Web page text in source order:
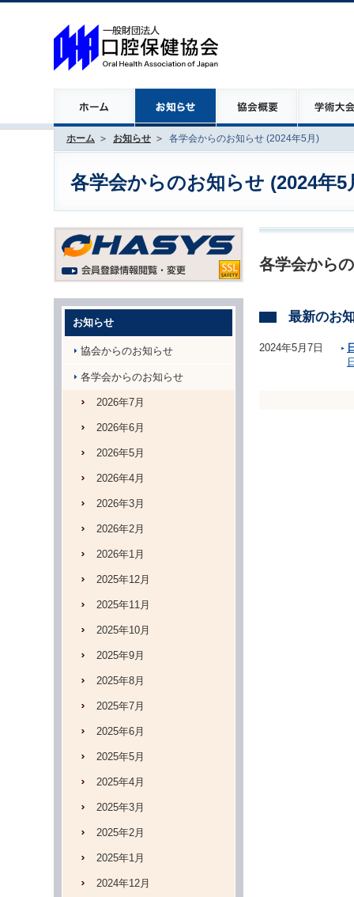
ホーム お知らせ 各学会からのお知らせ (2024年5月)
各学会からのお知らせ (2024年5
各学会から
最新のお
2024年5月7日
お知らせ
協会からのお知らせ
各学会からのお知らせ
2026年7月
2026年6月
2026年5月
2026年4月
2026年3月
2026年2月
2026年1月
2025年12月
2025年11月
2025年10月
2025年9月
2025年8月
2025年7月
2025年6月
2025年5月
2025年4月
2025年3月
2025年2月
2025年1月
2024年12月